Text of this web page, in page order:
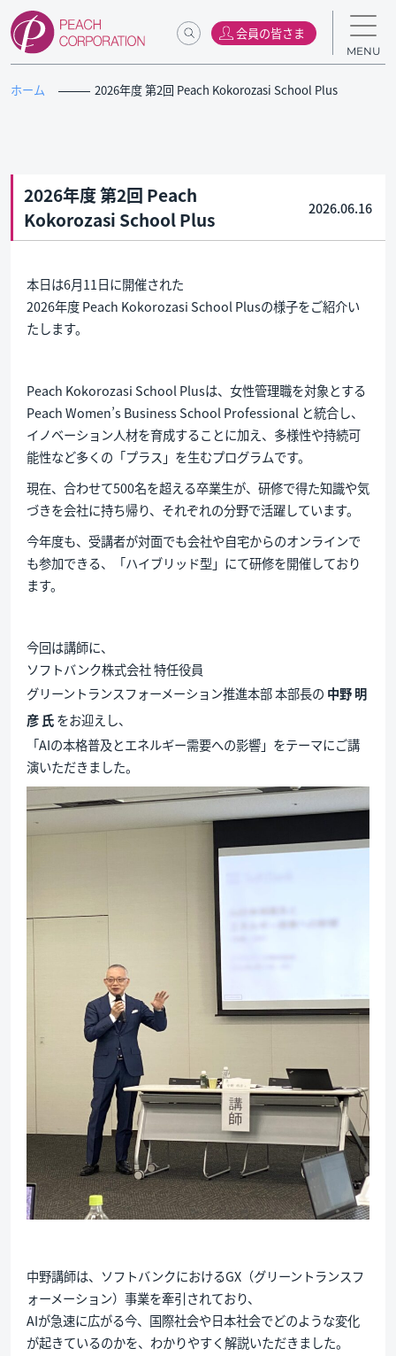
会員の皆さま
MENU
ホーム 2026年度 第2回 Peach Kokorozasi School Plus
2026年度 第2回 Peach
Kokorozasi School Plus
2026.06.16
本日は6月11日に開催された
2026年度 Peach Kokorozasi School Plusの様子をご紹介い
たします。
Peach Kokorozasi School Plusは、女性管理職を対象とする
Peach Women’s Business School Professional と統合し、
イノベーション人材を育成することに加え、多様性や持続可
能性など多くの「プラス」を生むプログラムです。
現在、合わせて500名を超える卒業生が、研修で得た知識や気
づきを会社に持ち帰り、それぞれの分野で活躍しています。
今年度も、受講者が対面でも会社や自宅からのオンラインで
も参加できる、「ハイブリッド型」にて研修を開催しており
ます。
今回は講師に、
ソフトバンク株式会社 特任役員
グリーントランスフォーメーション推進本部 本部長の 中野 明
彦 氏をお迎えし、
「AIの本格普及とエネルギー需要への影響」をテーマにご講
演いただきました。
中野講師は、ソフトバンクにおけるGX（グリーントランスフ
ォーメーション）事業を牽引されており、
AIが急速に広がる今、国際社会や日本社会でどのような変化
が起きているのかを、わかりやすく解説いただきました。